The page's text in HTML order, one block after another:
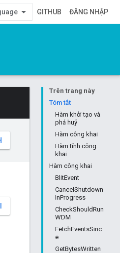
GITHUB ĐĂNG NHẬP
Trên trang này
Tóm tắt
Hàm khởi tạo và
phá huỷ
Hàm công khai
Hàm tĩnh công
khai
Hàm công khai
BlitEvent
CancelShutdown
InProgress
CheckShouldRun
WDM
FetchEventsSinc
e
GetBytesWritten